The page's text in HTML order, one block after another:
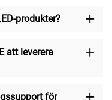
produkter?
att leverera
för